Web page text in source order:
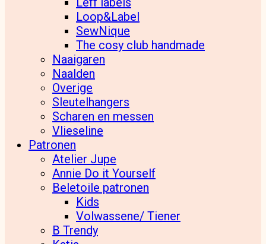
Loop&Label
SewNique
The cosy club handmade
Naaigaren
Naalden
Overige
Sleutelhangers
Scharen en messen
Vlieseline
Patronen
Atelier Jupe
Annie Do it Yourself
Beletoile patronen
Kids
Volwassene/ Tiener
B Trendy